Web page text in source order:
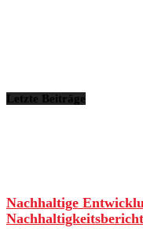
Letzte Beiträge
Nachhaltige